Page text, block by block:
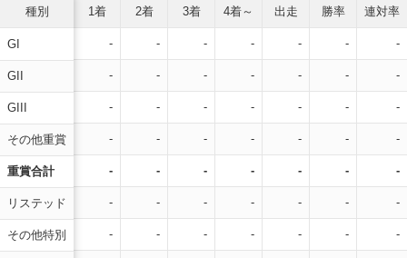
種別
GI
GII
GIII
その他重賞
重賞合計
リステッド
その他特別
1着 2着 3着 4着～ 出走 勝率 連対率
- - - - - - -
- - - - - - -
- - - - - - -
- - - - - - -
- - - - - - -
- - - - - - -
- - - - - - -